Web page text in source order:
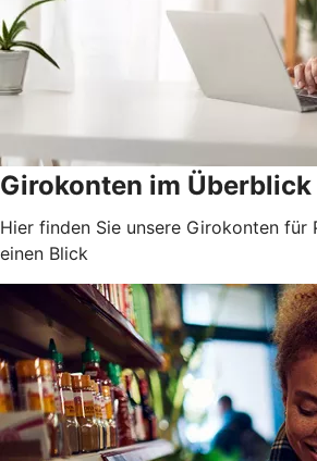
Girokonten im Überblick
Hier finden Sie unsere Girokonten für
einen Blick